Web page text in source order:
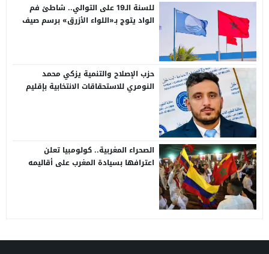
للسنة الـ19 على التوالي.. شاطئ فم
الواد يتوج بـ«اللواء الأزرق» برسم صيف
حزب الإصلاح والتنمية يزكي محمد
النومري للاستحقاقات الانتخابية بإقليم
الصحراء المغربية.. كولومبيا تعلن
اعترافها بسيادة المغرب على أقاليمه